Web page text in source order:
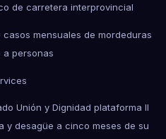
de carretera interprovincial
mensuales de mordeduras
a personas
Unión y Dignidad plataforma II
y desagüe a cinco meses de su